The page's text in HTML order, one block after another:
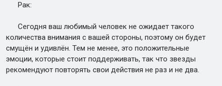
Рак:
Сегодня ваш любимый человек не ожидает такого
количества внимания с вашей стороны, поэтому он будет
смущён и удивлён. Тем не менее, это положительные
эмоции, которые стоит поддерживать, так что звезды
рекомендуют повторять свои действия не раз и не два.